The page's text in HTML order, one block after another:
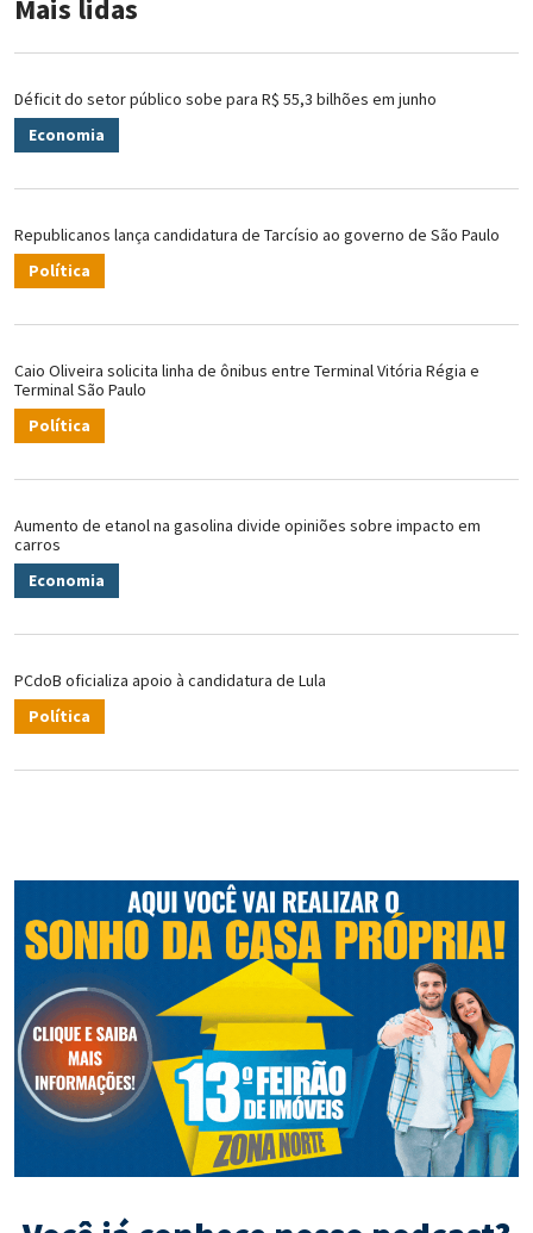
Mais lidas
Déficit do setor público sobe para R$ 55,3 bilhões em junho
Economia
Republicanos lança candidatura de Tarcísio ao governo de São Paulo
Política
Caio Oliveira solicita linha de ônibus entre Terminal Vitória Régia e
Terminal São Paulo
Política
Aumento de etanol na gasolina divide opiniões sobre impacto em
carros
Economia
PCdoB oficializa apoio à candidatura de Lula
Política